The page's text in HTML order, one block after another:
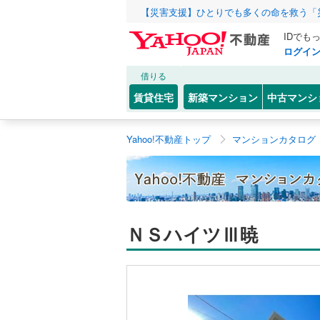
【災害支援】ひとりでも多くの命を救う
IDでも
ログイン
借りる
賃貸住宅 新築マンション 中古マンシ
Yahoo!不動産トップ マンションカタログ
ＮＳハイツⅢ暁